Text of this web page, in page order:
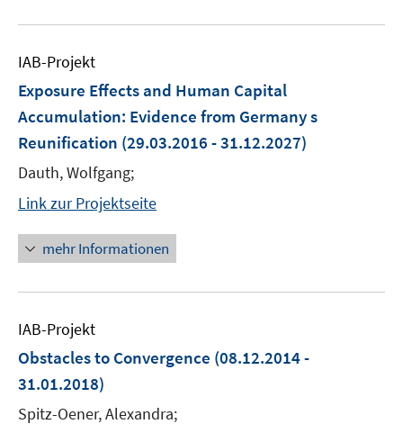
IAB-Projekt
Exposure Effects and Human Capital
Accumulation: Evidence from Germany s
Reunification (29.03.2016 - 31.12.2027)
Dauth, Wolfgang;
Link zur Projektseite
mehr Informationen
IAB-Projekt
Obstacles to Convergence (08.12.2014 -
31.01.2018)
Spitz-Oener, Alexandra;